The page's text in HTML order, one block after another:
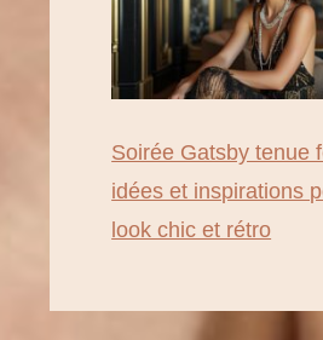
Soirée Gatsby tenue
idées et inspirations
look chic et rétro